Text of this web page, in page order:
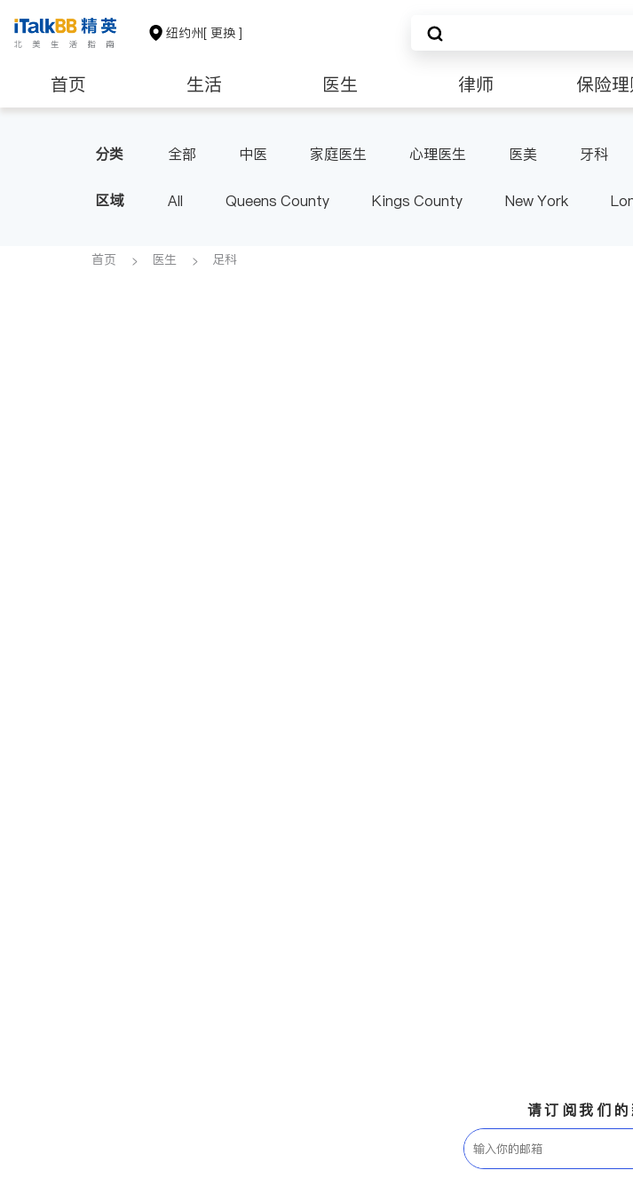
纽约州[ 更换 ]
首页 生活 医生 律师 保险
分类 全部 中医 家庭医生 心理医生 医美 牙科
呼吸科
医生-其它 内分泌科
区域 All Queens County Kings County New York
首页 医生 足科
请订阅我们